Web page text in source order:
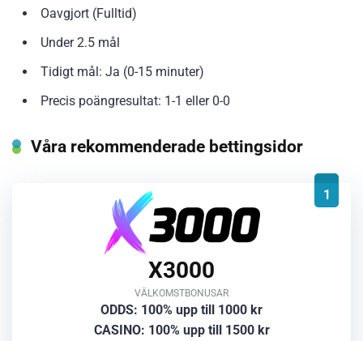
Oavgjort (Fulltid)
Under 2.5 mål
Tidigt mål: Ja (0-15 minuter)
Precis poängresultat: 1-1 eller 0-0
Våra rekommenderade bettingsidor
1
X3000
VÄLKOMSTBONUSAR
ODDS: 100% upp till 1000 kr
CASINO: 100% upp till 1500 kr